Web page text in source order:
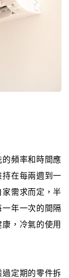
頻率和時間應
在每兩週到一
需求而定，半
年一次的間隔
，冷氣的使用
定期的零件拆